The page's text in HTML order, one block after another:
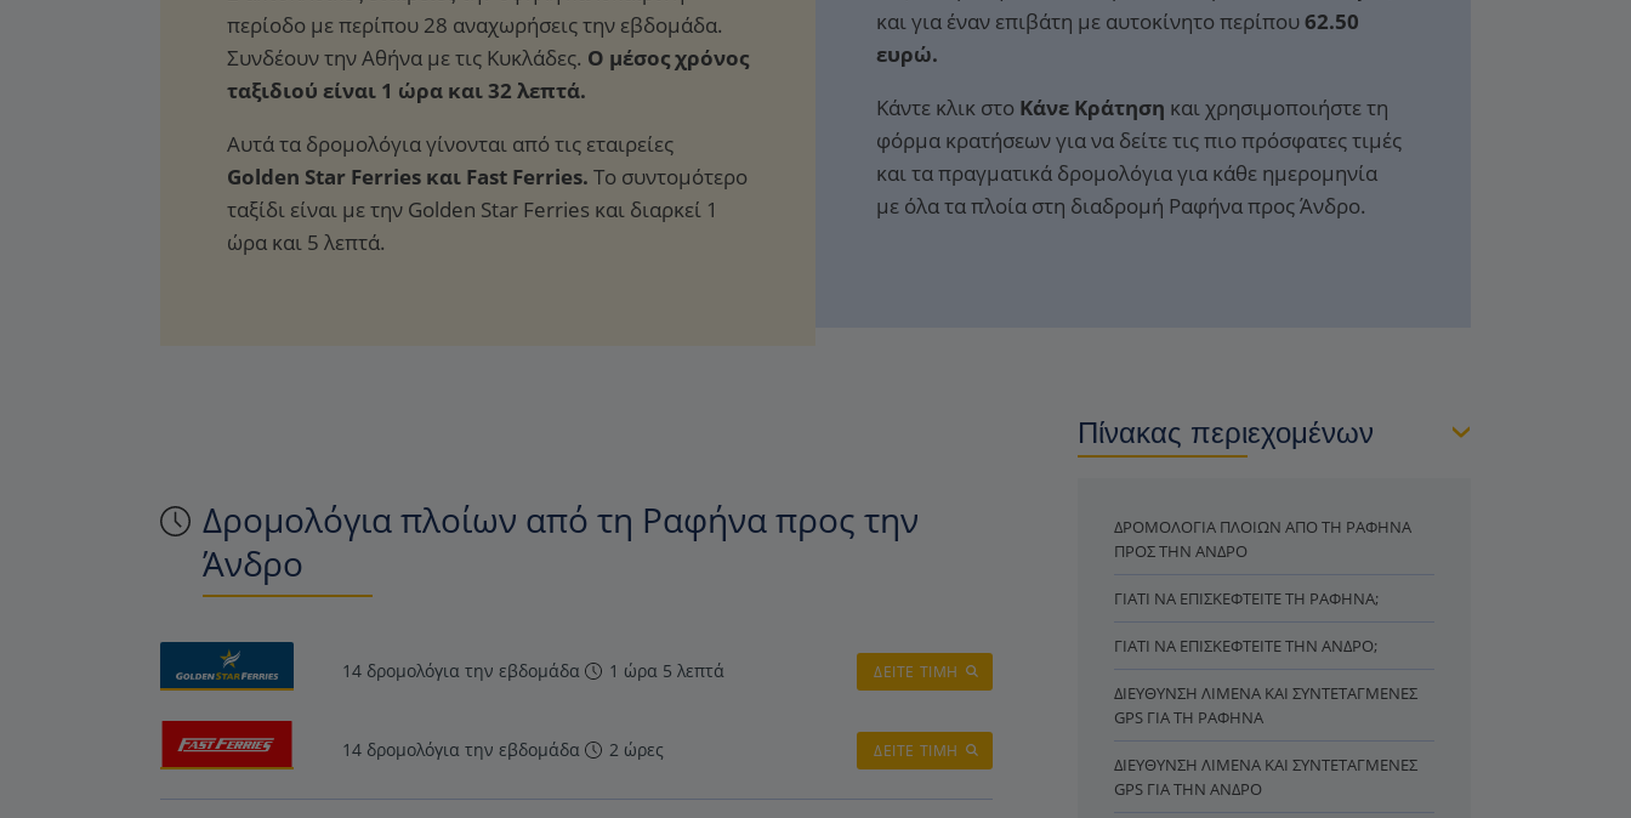
Ο μέσος χρόνος
ταξιδιού είναι 1 ώρα και 32 λεπτά.
Αυτά τα δρομολόγια γίνονται από τις εταιρείες
Golden Star Ferries και Fast Ferries. Το συντομότερο
ταξίδι είναι με την Golden Star Ferries και διαρκεί 1
ώρα και 5 λεπτά.
και για έναν επιβάτη με αυτοκίνητο περίπου62.50
ευρώ.
Κάντε κλικ στο Κάνε Κράτηση και χρησιμοποιήστε τη
φόρμα κρατήσεων για να δείτε τις πιο πρόσφατες τιμές
και τα πραγματικά δρομολόγια για κάθε ημερομηνία
με όλα τα πλοία στη διαδρομή Ραφήνα προς Άνδρο.
Δρομολόγια πλοίων από τη Ραφήνα προς την
Άνδρο
14 δρομολόγια την εβδομάδα 1 ώρα 5 λεπτά ΔΕΙΤΕ ΤΙΜΗ
14 δρομολόγια την εβδομάδα 2 ώρες ΔΕΙΤΕ ΤΙΜΗ
Πίνακας περιεχομένων
ΔΡΟΜΟΛΌΓΙΑ ΠΛΟΊΩΝ ΑΠΌ ΤΗ ΡΑΦΉΝΑ
ΠΡΟΣ ΤΗΝ ΆΝΔΡΟ
ΓΙΑΤΊ ΝΑ ΕΠΙΣΚΕΦΤΕΊΤΕ ΤΗ ΡΑΦΉΝΑ;
ΓΙΑΤΊ ΝΑ ΕΠΙΣΚΕΦΤΕΊΤΕ ΤΗΝ ΆΝΔΡΟ;
ΔΙΕΎΘΥΝΣΗ ΛΙΜΈΝΑ ΚΑΙ ΣΥΝΤΕΤΑΓΜΈΝΕΣ
GPS ΓΙΑ ΤΗ ΡΑΦΉΝΑ
ΔΙΕΎΘΥΝΣΗ ΛΙΜΈΝΑ ΚΑΙ ΣΥΝΤΕΤΑΓΜΈΝΕΣ
GPS ΓΙΑ ΤΗΝ ΆΝΔΡΟ